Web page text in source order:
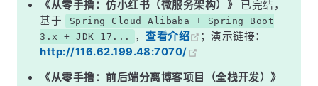
《从零手撸：仿小红书（微服务架构）》
已完结，
基于
Spring Cloud Alibaba + Spring Boot
3.x + JDK 17...
，查看介绍
；演示链接：
http://116.62.199.48:7070/
《从零手撸：前后端分离博客项目（全栈开发）》